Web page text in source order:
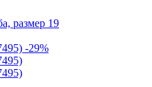
размер 19
-29%